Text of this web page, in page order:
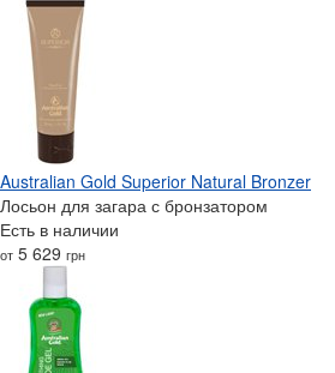
Australian Gold Superior Natural Bronzer
Лосьон для загара с бронзатором
Есть в наличии
от 5 629 грн